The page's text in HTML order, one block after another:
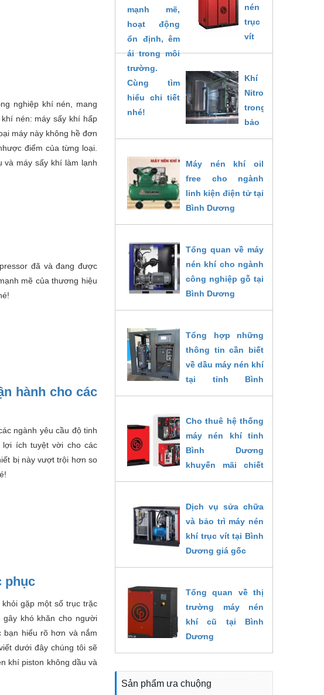
nghiệp khí nén, mang
nén: máy sấy khí hấp
máy này không hề đơn
điểm của từng loại.
và máy sấy khí làm lạnh
đã và đang được
mẽ của thương hiệu
hành cho các
ngành yêu cầu độ tinh
lợi ích tuyệt vời cho các
bị này vượt trội hơn so
phục
gặp một số trục trặc
khó khăn cho người
bạn hiểu rõ hơn và nắm
dưới đây chúng tôi sẽ
khí piston không dầu và
môi trường. Cùng
tìm hiểu chi tiết
14/02/2025
nén
trục
vít
CPF
420
được
thiết
kế
theo
chuẩn
Đức
với
mềm
thuật
mới
nhất.
về
bài
viết
dưới
đây.
Khí
Nitrogen
trong
bảo
quản
phẩm
tại
Bình
12/09/2022
Máy nén khí oil
free cho ngành
linh kiện điện tử tại
Bình Dương
Tổng quan về máy
nén khí cho ngành
công nghiệp gỗ tại
Bình Dương
Tổng hợp những
thông tin cần biết
về dầu máy nén khí
tại tỉnh Bình
Dương
Cho thuê hệ thống
máy nén khí tỉnh
Bình Dương
khuyến mãi chiết
khấu 10% hôm nay
Dịch vụ sửa chữa
và bảo trì máy nén
khí trục vít tại Bình
Dương giá gốc
Tổng quan về thị
trường máy nén
khí cũ tại Bình
Dương
Sản phẩm ưa chuộng